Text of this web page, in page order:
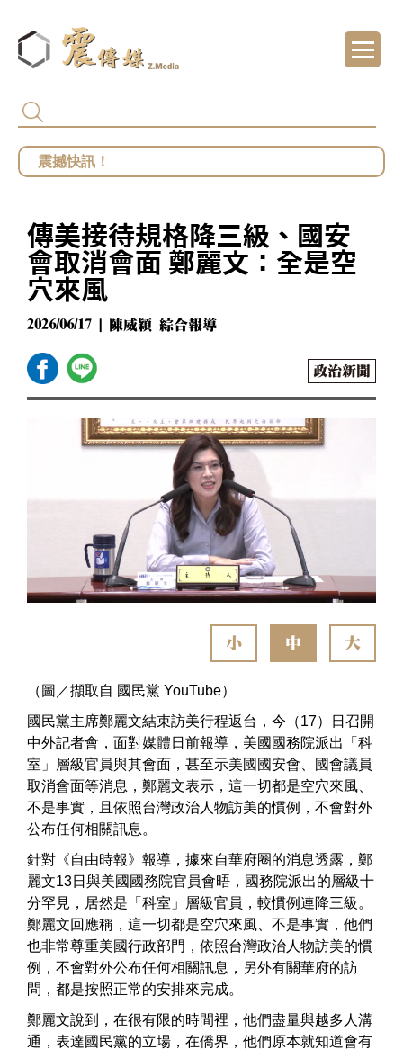
鄭麗文勝選國民黨主席 王鴻薇曝首要任務：
傳美接待規格降三級、國安
會取消會面 鄭麗文：全是空
穴來風
2026/06/17 | 陳威穎 綜合報導
政治新聞
小 中 大
（圖／擷取自 國民黨 YouTube）
國民黨主席鄭麗文結束訪美行程返台，今（17）日召開
中外記者會，面對媒體日前報導，美國國務院派出「科
室」層級官員與其會面，甚至示美國國安會、國會議員
取消會面等消息，鄭麗文表示，這一切都是空穴來風、
不是事實，且依照台灣政治人物訪美的慣例，不會對外
公布任何相關訊息。
針對《自由時報》報導，據來自華府圈的消息透露，鄭
麗文13日與美國國務院官員會晤，國務院派出的層級十
分罕見，居然是「科室」層級官員，較慣例連降三級。
鄭麗文回應稱，這一切都是空穴來風、不是事實，他們
也非常尊重美國行政部門，依照台灣政治人物訪美的慣
例，不會對外公布任何相關訊息，另外有關華府的訪
問，都是按照正常的安排來完成。
鄭麗文說到，在很有限的時間裡，他們盡量與越多人溝
通，表達國民黨的立場，在僑界，他們原本就知道會有